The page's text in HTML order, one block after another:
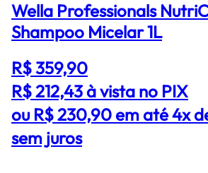
Wella Professionals
Shampoo Micelar 1L
R$ 359,90
R$ 212,43à vista no PIX
ou R$ 230,90 em até 4x
sem juros